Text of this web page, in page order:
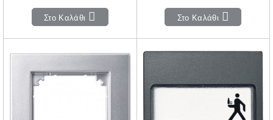
Στο Καλάθι Στο Καλάθι